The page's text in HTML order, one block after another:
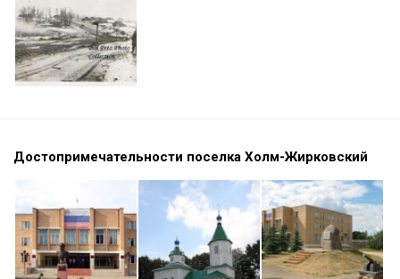
Достопримечательности поселка Холм-Жирковский